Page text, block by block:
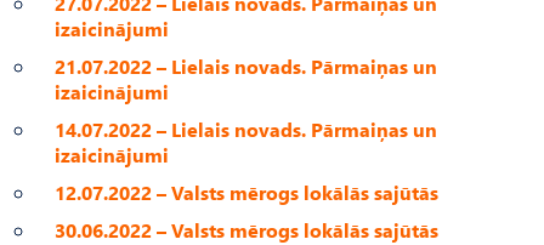
izaicinājumi
21.07.2022 – Lielais novads. Pārmaiņas un
izaicinājumi
14.07.2022 – Lielais novads. Pārmaiņas un
izaicinājumi
12.07.2022 – Valsts mērogs lokālās sajūtās
30.06.2022 – Valsts mērogs lokālās sajūtās